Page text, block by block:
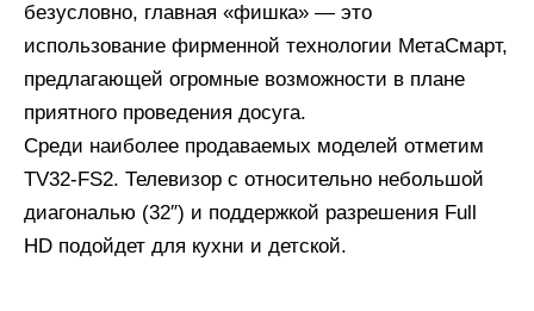
безусловно, главная «фишка» — это
использование фирменной технологии МетаСмарт,
предлагающей огромные возможности в плане
приятного проведения досуга.
Среди наиболее продаваемых моделей отметим
TV32-FS2. Телевизор с относительно небольшой
диагональю (32″) и поддержкой разрешения Full
HD подойдет для кухни и детской.